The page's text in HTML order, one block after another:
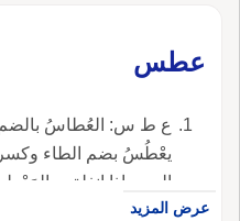
عطس
ع ط س: العُطاسُ
يعْطُسُ بضم الطاء
الصبح إذا انفلق و
وربما جاء بفتح الطاء.عرض المزيد